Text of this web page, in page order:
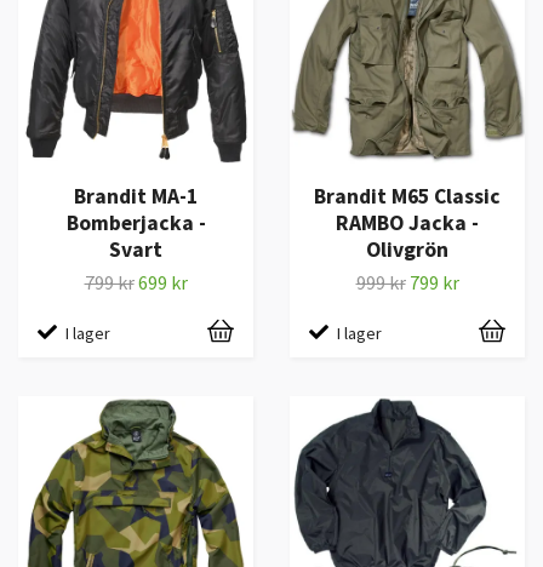
Brandit MA-1
Bomberjacka -
Svart
799 kr699 kr
I lager
Brandit M65 Classic
RAMBO Jacka -
Olivgrön
999 kr 799 kr
I lager